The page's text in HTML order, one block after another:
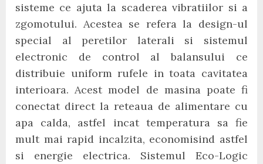
sisteme ce ajuta la scaderea vibratiilor si a
zgomotului. Acestea se refera la design-ul
special al peretilor laterali si sistemul
electronic de control al balansului ce
distribuie uniform rufele in toata cavitatea
interioara. Acest model de masina poate fi
conectat direct la reteaua de alimentare cu
apa calda, astfel incat temperatura sa fie
mult mai rapid incalzita, economisind astfel
si energie electrica. Sistemul Eco-Logic